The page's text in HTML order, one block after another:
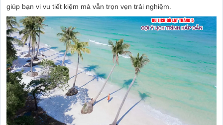
giúp bạn vi vu tiết kiệm mà vẫn trọn vẹn trải nghiệm.